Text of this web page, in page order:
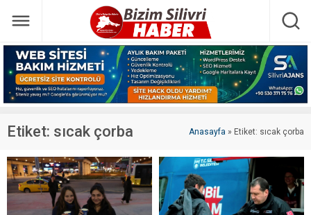
Etiket: sıcak çorba Anasayfa » Etiket: sıcak çorba